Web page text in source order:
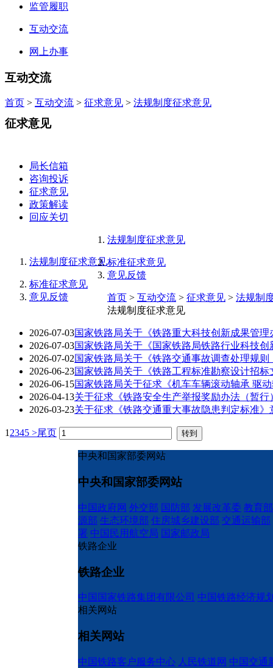
监管履职
互动交流
网上办事
互动交流
首页 > 互动交流 > 征求意见 > 法规制度征求意见
征求意见
局长信箱
咨询投诉
征求意见
政策解读
回应关切
法规制度征求意见
标准征求意见
意见反馈
法规制度征求意见
标准征求意见
意见反馈
首页 > 互动交流 > 征求意见 > 法规制
法规制度征求意见
2026-07-03国家铁路局关于《铁路重大科技创新成果管
2026-07-03国家铁路局关于《国家铁路局铁路行业科技
2026-07-02国家铁路局关于《铁路交通事故调查处理规
2026-06-23国家铁路局关于《铁路工程标准勘察设计招
2026-06-15国家铁路局关于征求《机车车辆滚动轴承 驱
2026-04-13关于征求《铁路安全生产举报奖励办法（暂
2026-03-23关于征求《铁路交通重大事故隐患判定标准》
12345 >尾页
中央和国家部委网站
中央和国家部委网站
中国政府网 外交部 国防部 发展改革委 教育部
源部 生态环境部 住房城乡建设部 交通运输部
署 中国民用航空局 国家邮政局
铁路企业
铁路企业
中国国家铁路集团有限公司 中国铁路经济规
相关网站
相关网站
中国铁路客户服务中心 人民铁道网 中国交通